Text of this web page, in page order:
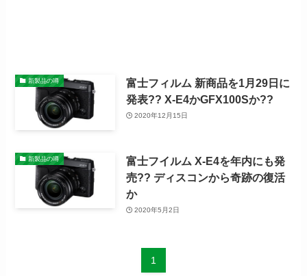
新製品の噂
富士フィルム 新商品を1月29日に
発表?? X-E4かGFX100Sか??
2020年12月15日
新製品の噂
富士フイルム X-E4を年内にも発
売?? ディスコンから奇跡の復活
か
2020年5月2日
1